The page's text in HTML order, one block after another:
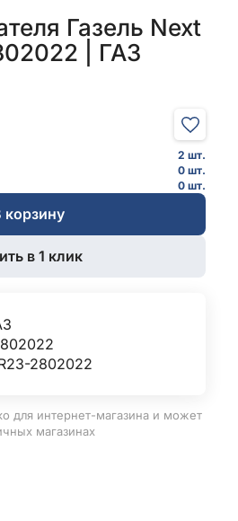
Газель Next
| ГАЗ
2 шт.
0 шт.
0 шт.
корзину
в 1 клик
2802022
для интернет-магазина и может
магазинах